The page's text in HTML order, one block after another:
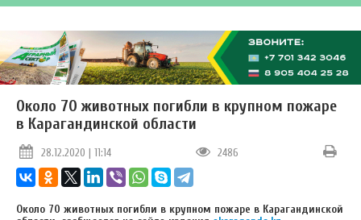
Около 70 животных погибли в крупном пожаре
в Карагандинской области
28.12.2020 | 11:14 2486
Около 70 животных погибли в крупном пожаре в Карагандинской